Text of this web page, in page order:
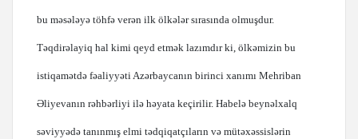
bu məsələyə töhfə verən ilk ölkələr sırasında olmuşdur.
Təqdirəlayiq hal kimi qeyd etmək lazımdır ki, ölkəmizin bu
istiqamətdə fəaliyyəti Azərbaycanın birinci xanımı Mehriban
Əliyevanın rəhbərliyi ilə həyata keçirilir. Habelə beynəlxalq
səviyyədə tanınmış elmi tədqiqatçıların və mütəxəssislərin